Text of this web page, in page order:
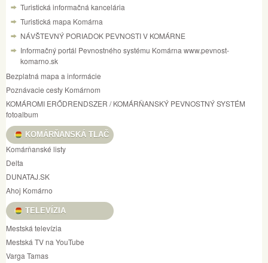
Turistická informačná kancelária
Turistická mapa Komárna
NÁVŠTEVNÝ PORIADOK PEVNOSTI V KOMÁRNE
Informačný portál Pevnostného systému Komárna www.pevnost-
komarno.sk
Bezplatná mapa a informácie
Poznávacie cesty Komárnom
KOMÁROMI ERŐDRENDSZER / KOMÁRŇANSKÝ PEVNOSTNÝ SYSTÉM
fotoalbum
KOMÁRŇANSKÁ TLAČ
Komárňanské listy
Delta
DUNATAJ.SK
Ahoj Komárno
TELEVÍZIA
Mestská televízia
Mestská TV na YouTube
Varga Tamas